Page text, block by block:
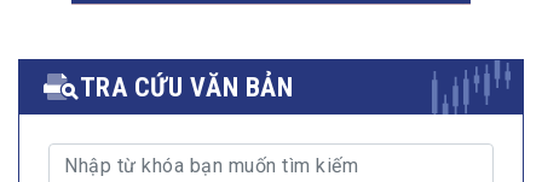
TRA CỨU VĂN BẢN